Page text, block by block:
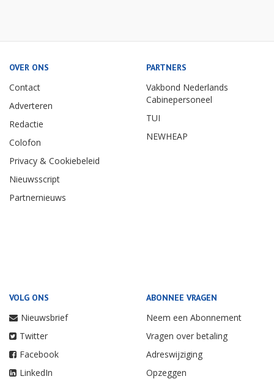
OVER ONS
Contact
Adverteren
Redactie
Colofon
Privacy & Cookiebeleid
Nieuwsscript
Partnernieuws
PARTNERS
Vakbond Nederlands
Cabinepersoneel
TUI
NEWHEAP
VOLG ONS
Nieuwsbrief
Twitter
Facebook
LinkedIn
ABONNEE VRAGEN
Neem een Abonnement
Vragen over betaling
Adreswijziging
Opzeggen